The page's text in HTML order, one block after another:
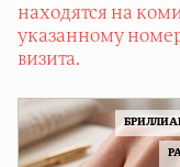
находятся на
указанному
визита.